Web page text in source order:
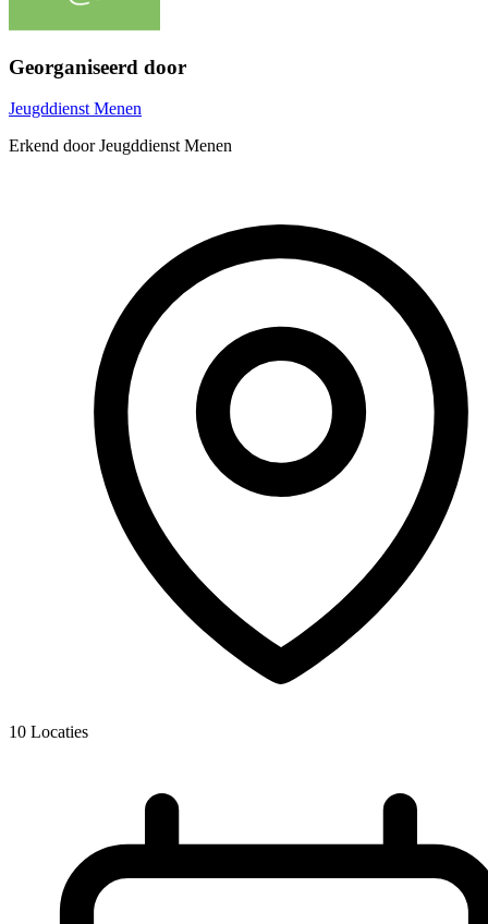
Georganiseerd door
Jeugddienst Menen
Erkend door Jeugddienst Menen
10 Locaties